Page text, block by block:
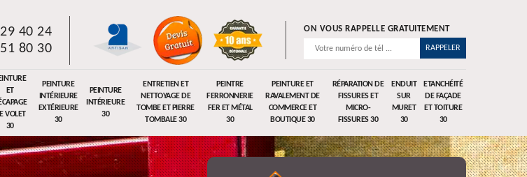
40 24
80 30
ON VOUS RAPPELLE GRATUITEMENT
ET
VOLET
30
PEINTURE
INTÉRIEURE
EXTÉRIEURE
30
PEINTURE
INTÉRIEURE
30
ENTRETIEN ET
NETTOYAGE DE
TOMBE ET PIERRE
TOMBALE 30
PEINTRE
FERRONNERIE
FER ET MÉTAL
30
PEINTURE ET
RAVALEMENT DE
COMMERCE ET
BOUTIQUE 30
RÉPARATION DE
FISSURES ET
MICRO-
FISSURES 30
ENDUIT
SUR
MURET
30
ETANCHÉITÉ
DE FAÇADE
ET TOITURE
30